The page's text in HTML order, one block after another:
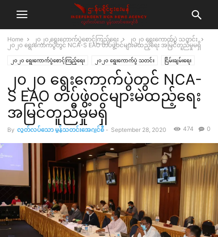
Home ၂၀၂၀ ရွေးကောက်ပွဲစောင့်ကြည့်ရေး
၂၀၂၀ ရွေးကောက်ပွဲ သတင်း
၂၀၂၀ ရွေးကောက်ပွဲတွင် NCA-S EAO တပ်ဖွဲ့ဝင်များမဲထည့်ရေး အမြင်တူညီမှုမရှိ
၂၀၂၀ ရွေးကောက်ပွဲစောင့်ကြည့်ရေး ၂၀၂၀ ရွေးကောက်ပွဲ သတင်း ငြိမ်းချမ်းရေး
၂၀၂၀ ရွေးကောက်ပွဲတွင် NCA-
S EAO တပ်ဖွဲ့ဝင်များမဲထည့်ရေး
အမြင်တူညီမှုမရှိ
By လွတ်လပ်သော မွန်သတင်းအေဂျင်စီ - September 28, 2020 0
474